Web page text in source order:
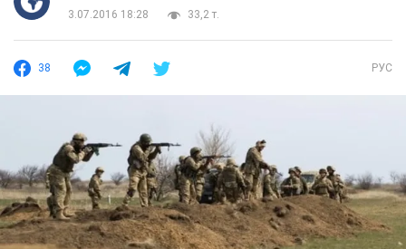
3.07.2016 18:28
33,2 т.
38 РУС